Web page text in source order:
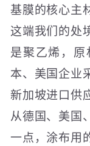
基膜的核心主
这端我们的处
是聚乙烯，
本、美国企业
新加坡进口供
从德国、美国
一点，涂布用